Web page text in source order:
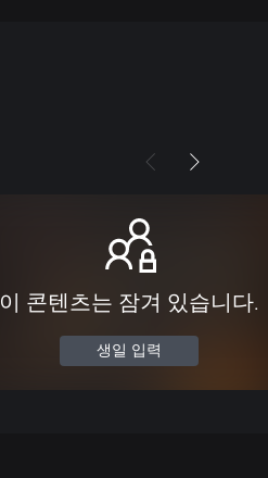
이 콘텐츠는 잠겨 있습니다.
생일 입력